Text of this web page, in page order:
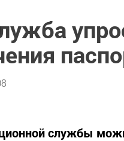
службы